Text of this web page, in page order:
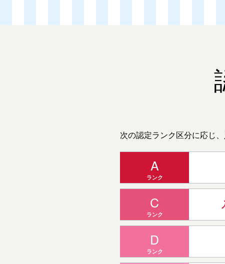
次の認定ランク区分に応じ
A
ランク
C
ランク
D
ランク